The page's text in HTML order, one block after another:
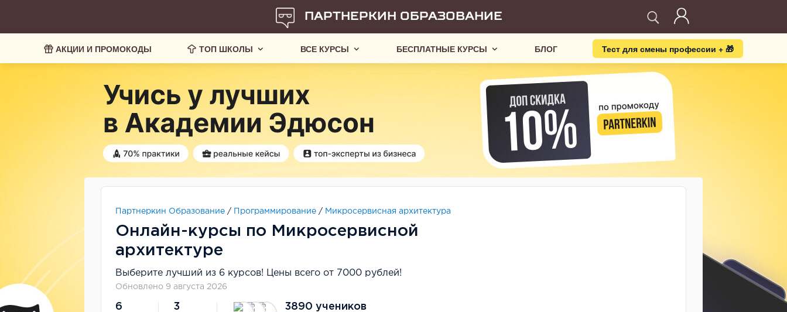
ПАРТНЕРКИН ОБРАЗОВАНИЕ
АКЦИИ И ПРОМОКОДЫ ТОП ШКОЛЫ ВСЕ КУРСЫ БЕСПЛАТНЫЕ КУРСЫ БЛОГ Тест для смены профессии + 🎁
Партнеркин Образование / Программирование / Микросервисная архитектура
Онлайн-курсы по Микросервисной
архитектуре
Выберите лучший из 6 курсов! Цены всего от 7000 рублей!
Обновлено 9 августа 2026
6 3 3890 учеников